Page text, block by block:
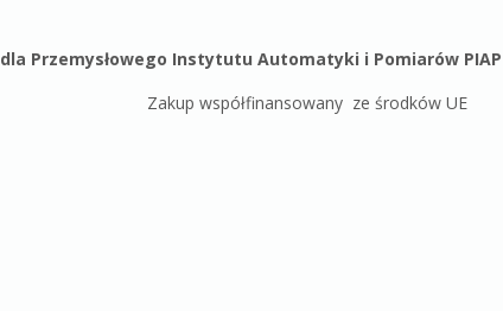
dla Przemysłowego Instytutu Automatyki i Pomiarów PIAP
Zakup współfinansowany ze środków UE